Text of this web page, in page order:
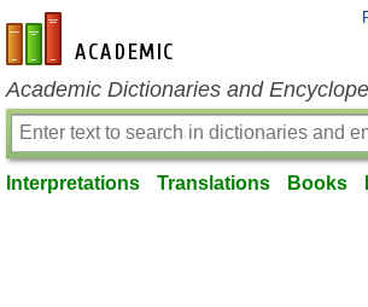
en-academic.com
Academic Dictionaries and
Interpretations Translations Books